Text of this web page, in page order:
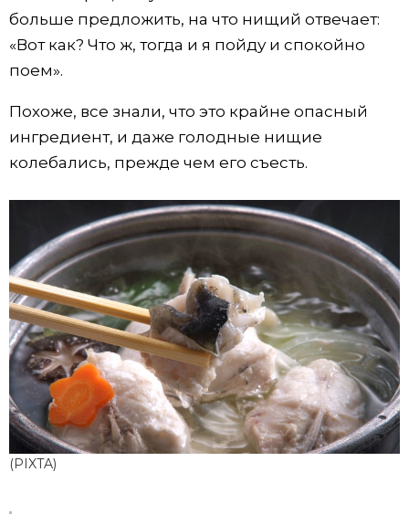
больше предложить, на что нищий отвечает:
«Вот как? Что ж, тогда и я пойду и спокойно
поем».
Похоже, все знали, что это крайне опасный
ингредиент, и даже голодные нищие
колебались, прежде чем его съесть.
(PIXTA)